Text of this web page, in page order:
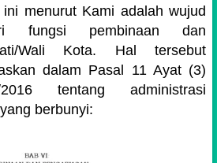
menurut Kami adalah wujud
fungsi pembinaan dan
Wali Kota. Hal tersebut
dalam Pasal 11 Ayat (3)
tentang administrasi
berbunyi: